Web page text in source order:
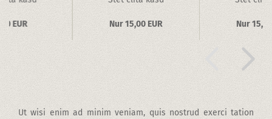
EUR Nur 15,00 EUR Nur
Ut wisi enim ad minim veniam, quis nostrud exerci tation